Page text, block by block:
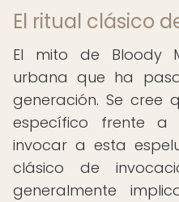
El ritual clásico
El mito de Bloody
urbana que ha
generación. Se cree
específico frente a
invocar a esta
clásico de
generalmente